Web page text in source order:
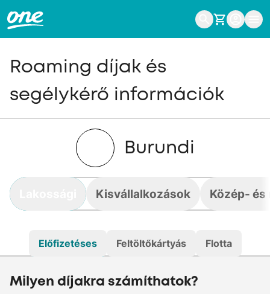
Roaming díjak és
segélykérő információk
Burundi
Kisvállalkozások Közép-
Előfizetéses Feltöltőkártyás Flotta
Milyen díjakra számíthatok?